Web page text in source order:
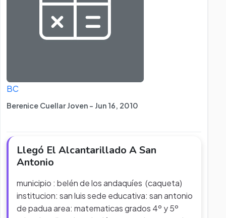
BC
Berenice Cuellar Joven - Jun 16, 2010
Llegó El Alcantarillado A San
Antonio
municipio : belén de los andaquíes (caqueta)
institucion: san luis sede educativa: san antonio
de padua area: matematicas grados 4º y 5º